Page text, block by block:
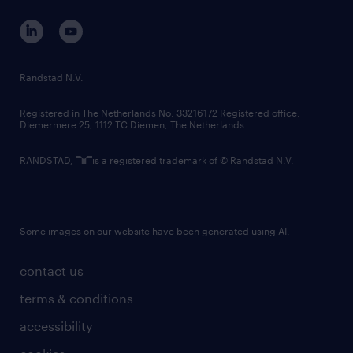
corporate governance
randstad innovation fund
country websites
contact us
terms & conditions
accessibility
Randstad N.V.
Registered in The Netherlands No: 33216172 Registered office:
Diemermere 25, 1112 TC Diemen, The Netherlands.
RANDSTAD, is a registered trademark of © Randstad N.V.
Some images on our website have been generated using AI.